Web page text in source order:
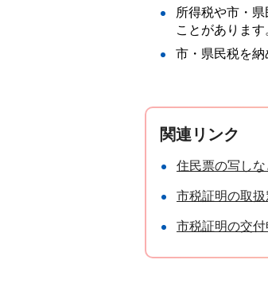
所得税や市・
ことがあります
市・県民税を納
関連リンク
住民票の写し
市税証明の取扱
市税証明の交